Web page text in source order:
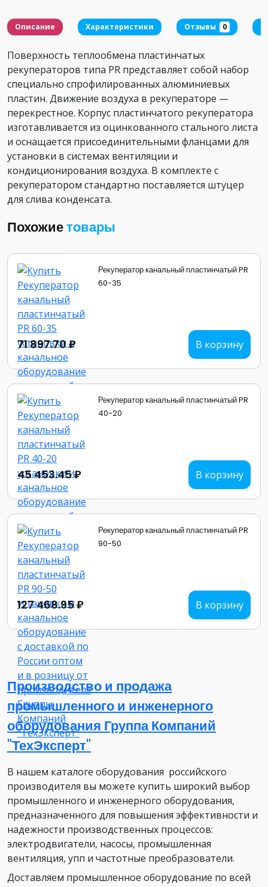
Описание Характеристики Отзывы 0
Поверхность теплообмена пластинчатых
рекуператоров типа PR представляет собой набор
специально спрофилированных алюминиевых
пластин. Движение воздуха в рекуператоре —
перекрестное. Корпус пластинчатого рекуператора
изготавливается из оцинкованного стального листа
и оснащается присоединительными фланцами для
установки в системах вентиляции и
кондиционирования воздуха. В комплекте с
рекуператором стандартно поставляется штуцер
для слива конденсата.
Похожиетовары
Рекуператор канальный пластинчатый PR
60-35
71 897.70 ₽ В корзину
Рекуператор канальный пластинчатый PR
40-20
45 453.45 ₽ В корзину
Рекуператор канальный пластинчатый PR
90-50
127 468.95 ₽ В корзину
Производство и продажа
промышленного и инженерного
оборудования Группа Компаний
"ТехЭксперт"
В нашем каталоге оборудования российского
производителя вы можете купить широкий выбор
промышленного и инженерного оборудования,
предназначенного для повышения эффективности и
надежности производственных процессов:
электродвигатели, насосы, промышленная
вентиляция, упп и частотные преобразователи.
Доставляем промышленное оборудование по всей